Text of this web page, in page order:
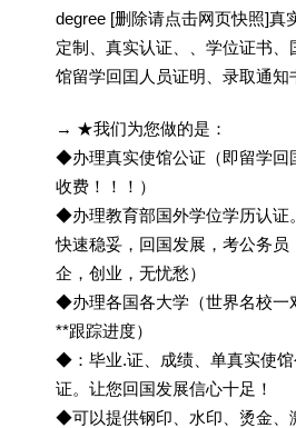
degree [删除请点击网页快照]真
定制、真实认证、、学位证书、
馆留学回囯人员证明、录取通知
→ ★我们为您做的是：
◆办理真实使馆公证（即留学回
收费！！！）
◆办理教育部国外学位学历认证
快速稳妥，回国发展，考公务员
企，创业，无忧愁）
◆办理各国各大学（世界名校一
**跟踪进度）
◆：毕业.证、成绩、单真实使
证。让您回国发展信心十足！
◆可以提供钢印、水印、烫金、